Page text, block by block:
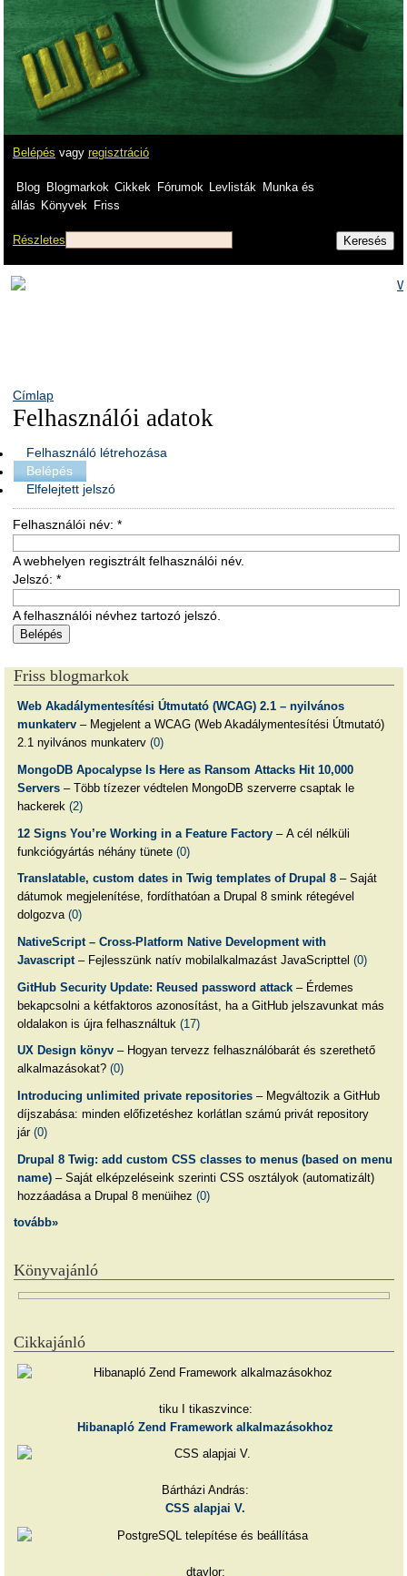
Belépés vagy regisztráció
Blog Blogmarkok Cikkek Fórumok Levlisták
Munka és
állás Könyvek Friss
Részletes
Címlap
Felhasználói adatok
Felhasználó létrehozása
Belépés
Elfelejtett jelszó
Felhasználói név: *
A webhelyen regisztrált felhasználói név.
Jelszó: *
A felhasználói névhez tartozó jelszó.
Friss blogmarkok
Web Akadálymentesítési Útmutató (WCAG) 2.1 – nyilvános
munkaterv– Megjelent a WCAG (Web Akadálymentesítési Útmutató)
2.1 nyilvános munkaterv (0)
MongoDB Apocalypse Is Here as Ransom Attacks Hit 10,000
Servers– Több tízezer védtelen MongoDB szerverre csaptak le
hackerek (2)
12 Signs You’re Working in a Feature Factory– A cél nélküli
funkciógyártás néhány tünete (0)
Translatable, custom dates in Twig templates of Drupal 8– Saját
dátumok megjelenítése, fordíthatóan a Drupal 8 smink rétegével
dolgozva (0)
NativeScript – Cross-Platform Native Development with
Javascript– Fejlesszünk natív mobilalkalmazást JavaScripttel (0)
GitHub Security Update: Reused password attack– Érdemes
bekapcsolni a kétfaktoros azonosítást, ha a GitHub jelszavunkat más
oldalakon is újra felhasználtuk (17)
UX Design könyv– Hogyan tervezz felhasználóbarát és szerethető
alkalmazásokat? (0)
Introducing unlimited private repositories– Megváltozik a GitHub
díjszabása: minden előfizetéshez korlátlan számú privát repository
jár (0)
Drupal 8 Twig: add custom CSS classes to menus (based on menu
name)– Saját elképzeléseink szerinti CSS osztályok (automatizált)
hozzáadása a Drupal 8 menüihez (0)
tovább»
Könyvajánló
Cikkajánló
tiku I tikaszvince:
Hibanapló Zend Framework alkalmazásokhoz
Bártházi András:
CSS alapjai V.
dtaylor: